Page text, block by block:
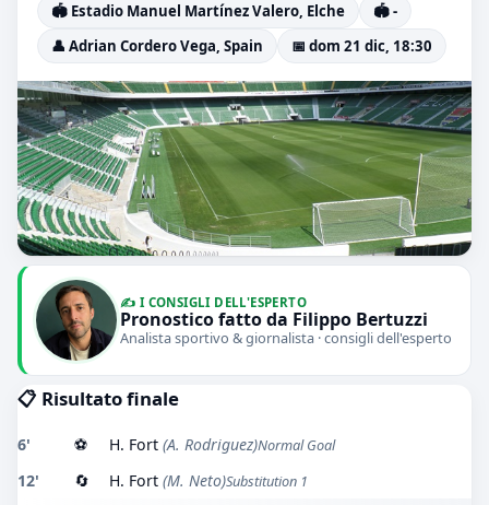
🏟️ Estadio Manuel Martínez Valero, Elche
🏟️ -
👤 Adrian Cordero Vega, Spain
📅 dom 21 dic, 18:30
✍️ I CONSIGLI DELL'ESPERTO
Pronostico fatto da Filippo Bertuzzi
Analista sportivo & giornalista · consigli dell'esperto
📋 Risultato finale
6' ⚽ H. Fort (A. Rodriguez)Normal Goal
12' 🔄 H. Fort (M. Neto)Substitution 1